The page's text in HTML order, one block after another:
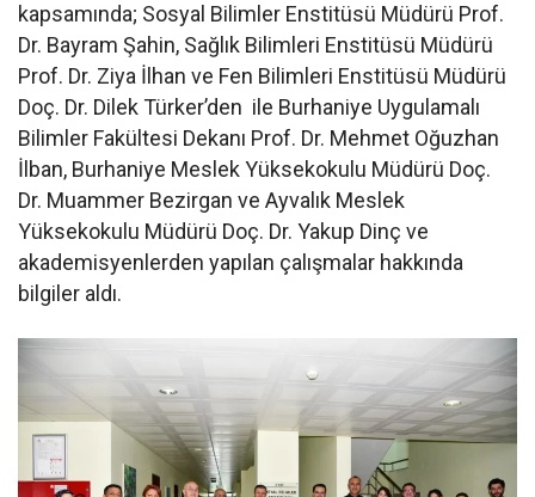
kapsamında; Sosyal Bilimler Enstitüsü Müdürü Prof.
Dr. Bayram Şahin, Sağlık Bilimleri Enstitüsü Müdürü
Prof. Dr. Ziya İlhan ve Fen Bilimleri Enstitüsü Müdürü
Doç. Dr. Dilek Türker’den ile Burhaniye Uygulamalı
Bilimler Fakültesi Dekanı Prof. Dr. Mehmet Oğuzhan
İlban, Burhaniye Meslek Yüksekokulu Müdürü Doç.
Dr. Muammer Bezirgan ve Ayvalık Meslek
Yüksekokulu Müdürü Doç. Dr. Yakup Dinç ve
akademisyenlerden yapılan çalışmalar hakkında
bilgiler aldı.